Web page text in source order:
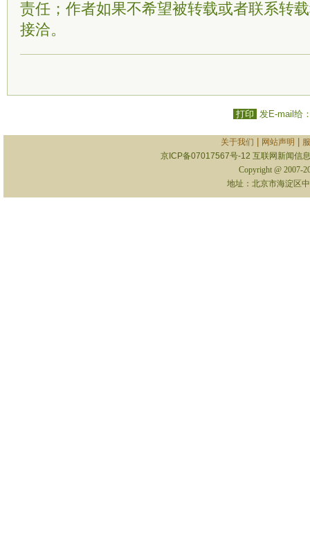
责任；作者如果不希望被转载或者联系转
接洽。
打印 发E-mail给
关于我们 网站声明
京ICP备07017567号-12 互联网新闻信
Copyright @ 2007-
地址：北京市海淀区